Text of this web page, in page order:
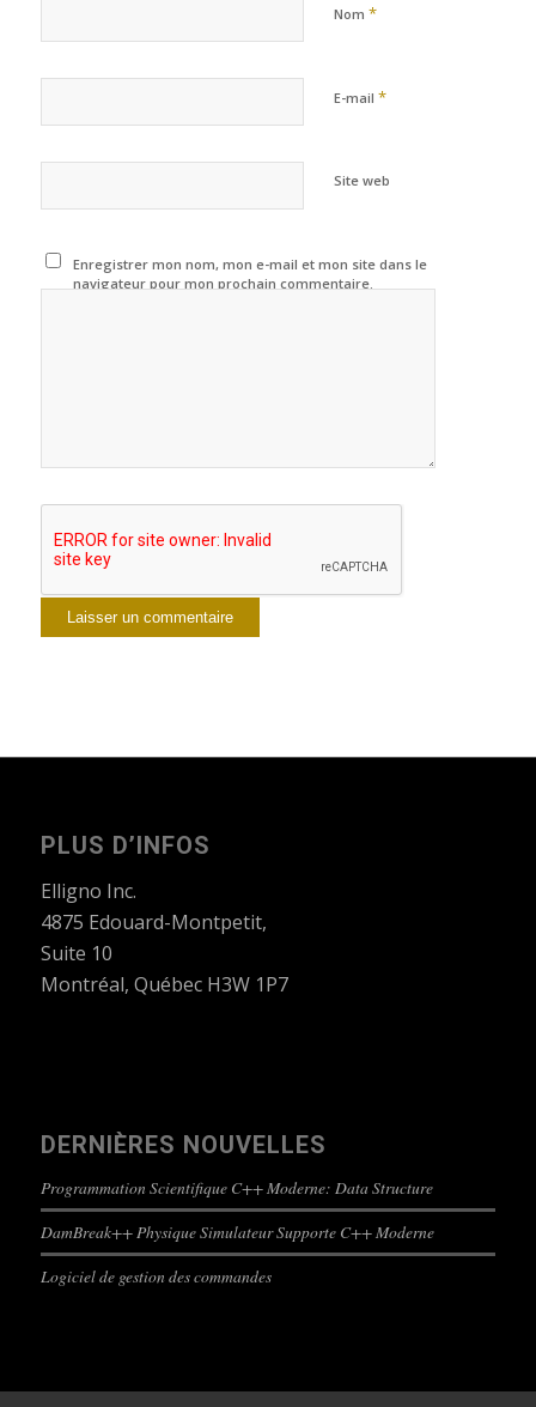
Nom *
E-mail *
Site web
Enregistrer mon nom, mon e-mail et mon site dans le
navigateur pour mon prochain commentaire.
PLUS D’INFOS
Elligno Inc.
4875 Edouard-Montpetit,
Suite 10
Montréal, Québec H3W 1P7
DERNIÈRES NOUVELLES
Programmation Scientifique C++ Moderne: Data Structure
DamBreak++ Physique Simulateur Supporte C++ Moderne
Logiciel de gestion des commandes